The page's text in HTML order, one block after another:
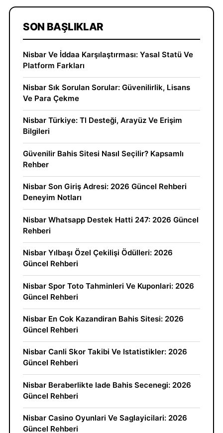
SON BAŞLIKLAR
Nisbar Ve İddaa Karşılaştırması: Yasal Statü Ve
Platform Farkları
Nisbar Sık Sorulan Sorular: Güvenilirlik, Lisans
Ve Para Çekme
Nisbar Türkiye: Tl Desteği, Arayüz Ve Erişim
Bilgileri
Güvenilir Bahis Sitesi Nasıl Seçilir? Kapsamlı
Rehber
Nisbar Son Giriş Adresi: 2026 Güncel Rehberi
Deneyim Notları
Nisbar Whatsapp Destek Hatti 247: 2026 Güncel
Rehberi
Nisbar Yılbaşı Özel Çekilişi Ödülleri: 2026
Güncel Rehberi
Nisbar Spor Toto Tahminleri Ve Kuponlari: 2026
Güncel Rehberi
Nisbar En Cok Kazandiran Bahis Sitesi: 2026
Güncel Rehberi
Nisbar Canli Skor Takibi Ve Istatistikler: 2026
Güncel Rehberi
Nisbar Beraberlikte Iade Bahis Secenegi: 2026
Güncel Rehberi
Nisbar Casino Oyunlari Ve Saglayicilari: 2026
Güncel Rehberi